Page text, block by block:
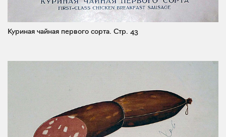
Куриная чайная первого сорта. Стр. 43